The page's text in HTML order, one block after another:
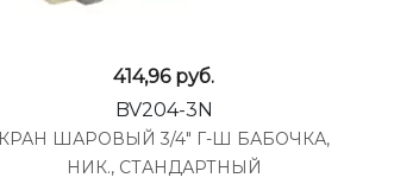
414,96 руб.
BV204-3N
КРАН ШАРОВЫЙ 3/4" Г-Ш БАБОЧКА,
НИК., СТАНДАРТНЫЙ